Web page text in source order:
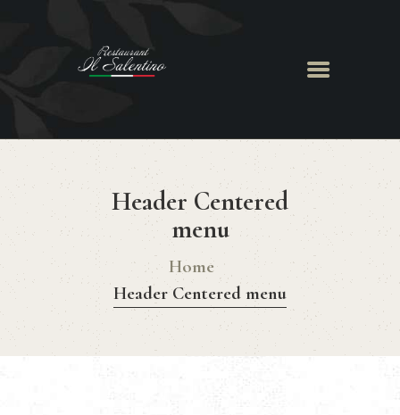
Header Centered
menu
Home
Header Centered menu
ACCUEIL
MENU
CHEF GIANCARLO